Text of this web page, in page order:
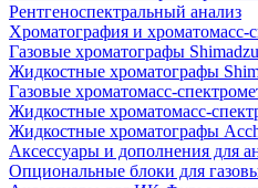
Рентгеноспектральный анализ
Хроматография и хроматомасс-
Газовые хроматографы Shimadzu
Жидкостные хроматографы
Газовые хроматомасс-
Жидкостные хроматомасс-
Жидкостные хроматографы
Аксессуары и дополнения для
Опциональные блоки для